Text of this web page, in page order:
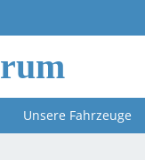
Unsere Fahrzeuge